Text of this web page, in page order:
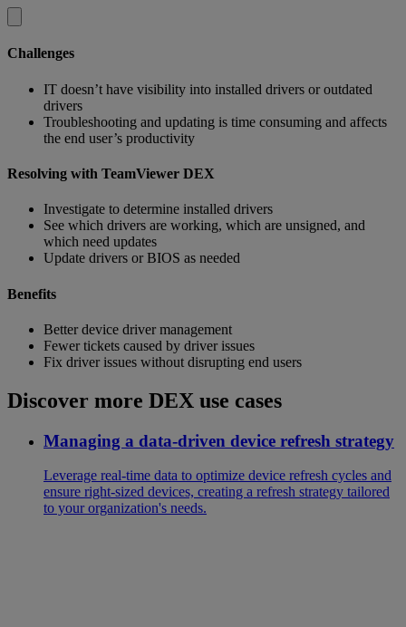
Challenges
IT doesn’t have visibility into installed drivers or outdated
drivers
Troubleshooting and updating is time consuming and affects
the end user’s productivity
Resolving with TeamViewer DEX
Investigate to determine installed drivers
See which drivers are working, which are unsigned, and
which need updates
Update drivers or BIOS as needed
Benefits
Better device driver management
Fewer tickets caused by driver issues
Fix driver issues without disrupting end users
Discover more DEX use cases
Managing a data-driven device refresh strategy
Leverage real-time data to optimize device refresh cycles and
ensure right-sized devices, creating a refresh strategy tailored
to your organization's needs.